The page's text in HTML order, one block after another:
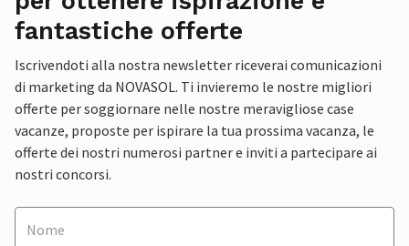
fantastiche offerte
Iscrivendoti alla nostra newsletter riceverai comunicazioni
di marketing da NOVASOL. Ti invieremo le nostre migliori
offerte per soggiornare nelle nostre meravigliose case
vacanze, proposte per ispirare la tua prossima vacanza, le
offerte dei nostri numerosi partner e inviti a partecipare ai
nostri concorsi.